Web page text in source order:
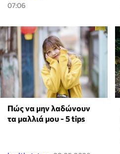
07:06
Πώς να μην λαδώνουν
τα μαλλιά μου - 5 tips